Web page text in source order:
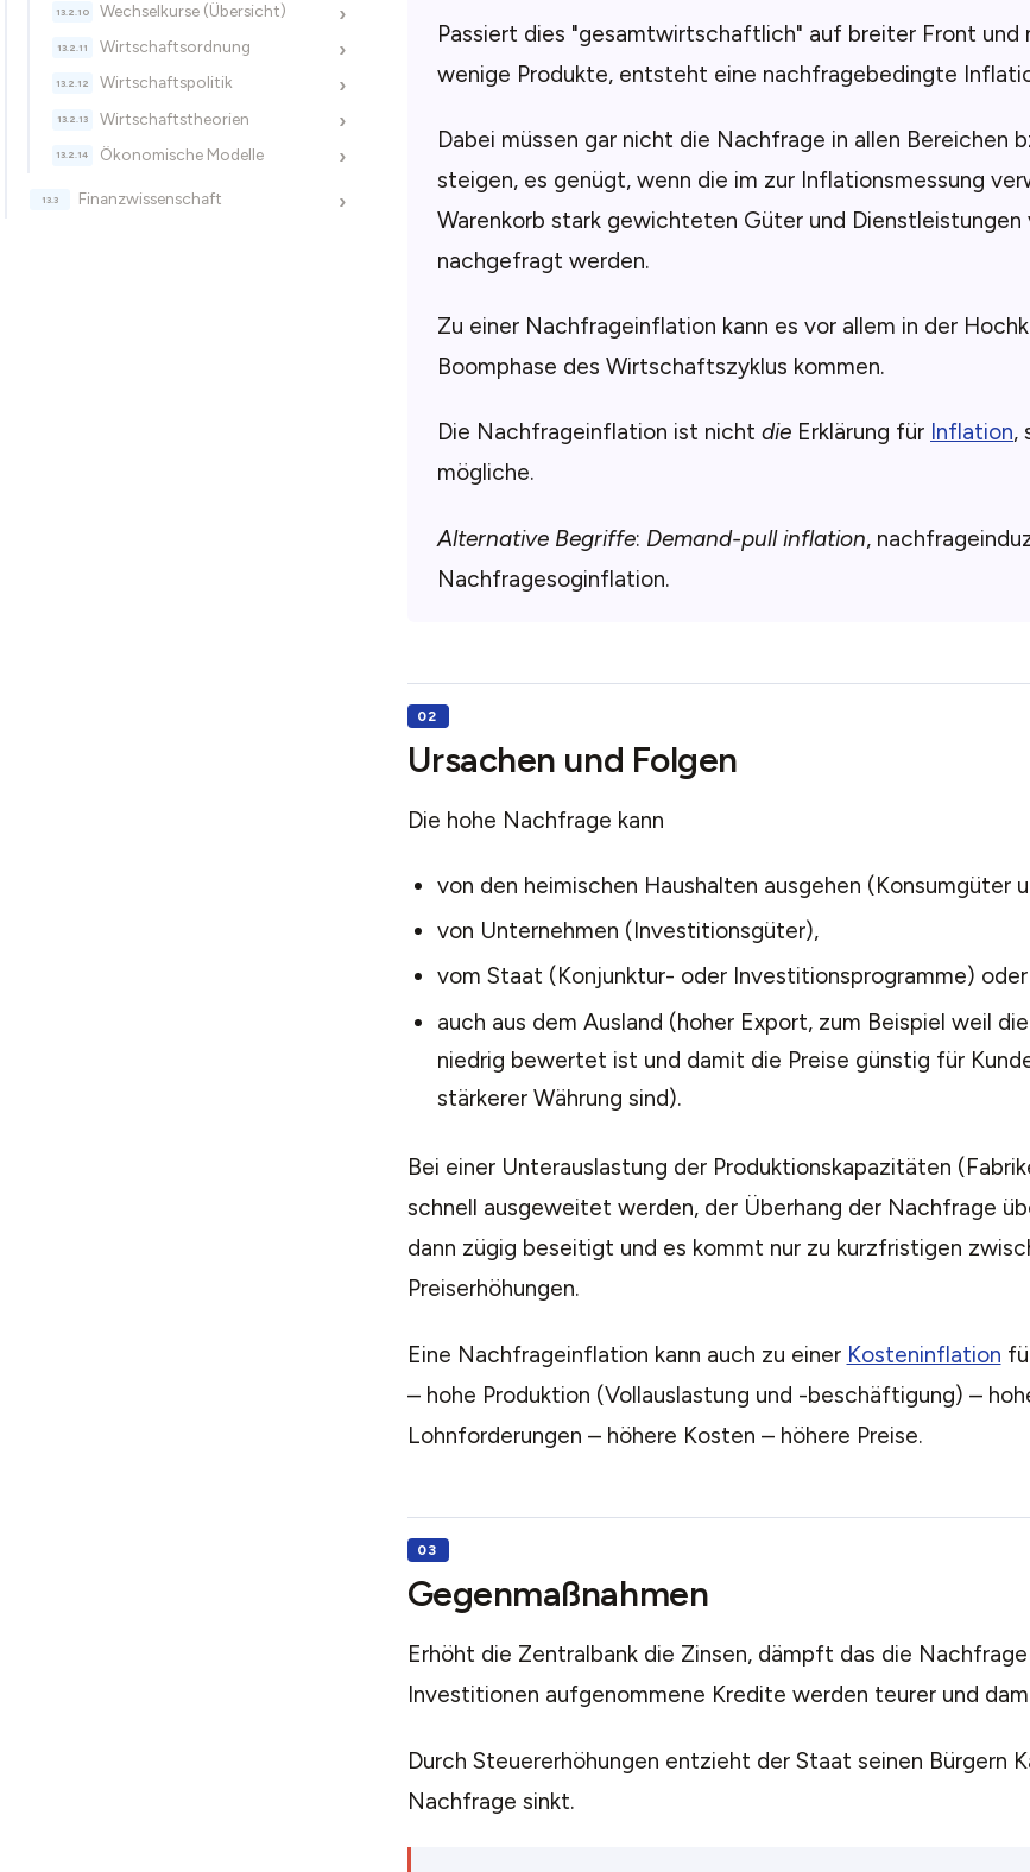
›
Wechselkurse (Übersicht)
›
Wirtschaftsordnung
›
Wirtschaftspolitik
›
Wirtschaftstheorien
›
Ökonomische Modelle
›
Finanzwissenschaft
Passiert dies "gesamtwirtschaftlich" auf breiter Front und
wenige Produkte, entsteht eine nachfragebedingte
Dabei müssen gar nicht die Nachfrage in allen Bereichen
steigen, es genügt, wenn die im zur Inflationsmessung
Warenkorb stark gewichteten Güter und Dienstleistungen
nachgefragt werden.
Zu einer Nachfrageinflation kann es vor allem in der
Boomphase des Wirtschaftszyklus kommen.
Die Nachfrageinflation ist nicht die Erklärung für Inflation,
mögliche.
Alternative Begriffe: Demand-pull inflation,
Nachfragesoginflation.
Ursachen und Folgen
Die hohe Nachfrage kann
von den heimischen Haushalten ausgehen (Konsumgüter
von Unternehmen (Investitionsgüter),
vom Staat (Konjunktur- oder Investitionsprogramme) oder
auch aus dem Ausland (hoher Export, zum Beispiel weil
niedrig bewertet ist und damit die Preise günstig für
stärkerer Währung sind).
Bei einer Unterauslastung der Produktionskapazitäten
schnell ausgeweitet werden, der Überhang der Nachfrage
dann zügig beseitigt und es kommt nur zu kurzfristigen
Preiserhöhungen.
Eine Nachfrageinflation kann auch zu einer Kosteninflation
– hohe Produktion (Vollauslastung und -beschäftigung) –
Lohnforderungen – höhere Kosten – höhere Preise.
Gegenmaßnahmen
Erhöht die Zentralbank die Zinsen, dämpft das die
Investitionen aufgenommene Kredite werden teurer und
Durch Steuererhöhungen entzieht der Staat seinen Bürgern
Nachfrage sinkt.